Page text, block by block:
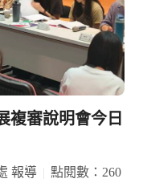
複審說明會今日
報導
點閱數：260